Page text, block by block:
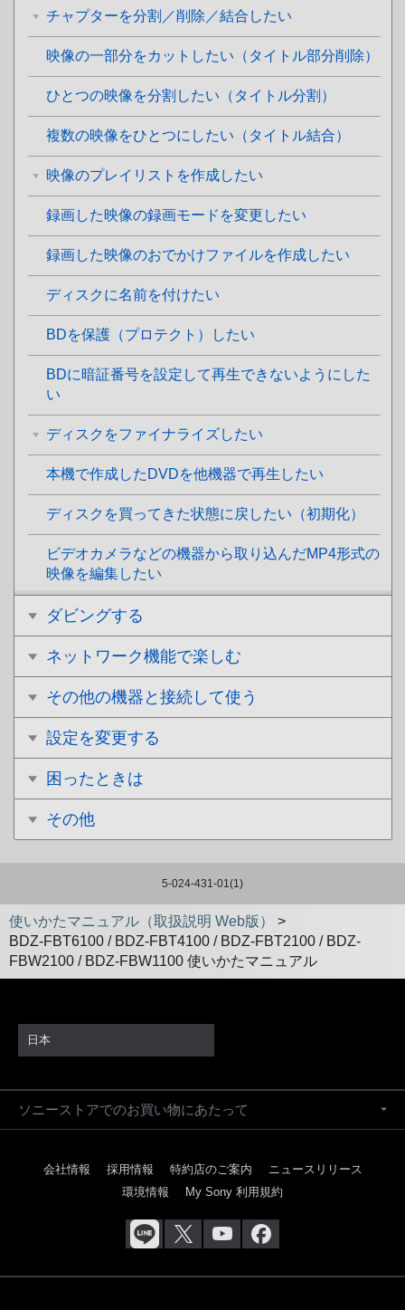
チャプターを分割／削除／結合したい
映像の一部分をカットしたい（タイトル部分削除）
ひとつの映像を分割したい（タイトル分割）
複数の映像をひとつにしたい（タイトル結合）
映像のプレイリストを作成したい
録画した映像の録画モードを変更したい
録画した映像のおでかけファイルを作成したい
ディスクに名前を付けたい
BDを保護（プロテクト）したい
BDに暗証番号を設定して再生できないようにした
い
ディスクをファイナライズしたい
本機で作成したDVDを他機器で再生したい
ディスクを買ってきた状態に戻したい（初期化）
ビデオカメラなどの機器から取り込んだMP4形式の
映像を編集したい
ダビングする
ネットワーク機能で楽しむ
その他の機器と接続して使う
設定を変更する
困ったときは
その他
5-024-431-01(1)
使いかたマニュアル（取扱説明 Web版）
>
BDZ-FBT6100 / BDZ-FBT4100 / BDZ-FBT2100 / BDZ-
FBW2100 / BDZ-FBW1100 使いかたマニュアル
日本
ソニーストアでのお買い物にあたって
会社情報 採用情報 特約店のご案内
ニュースリリース
環境情報
My Sony 利用規約